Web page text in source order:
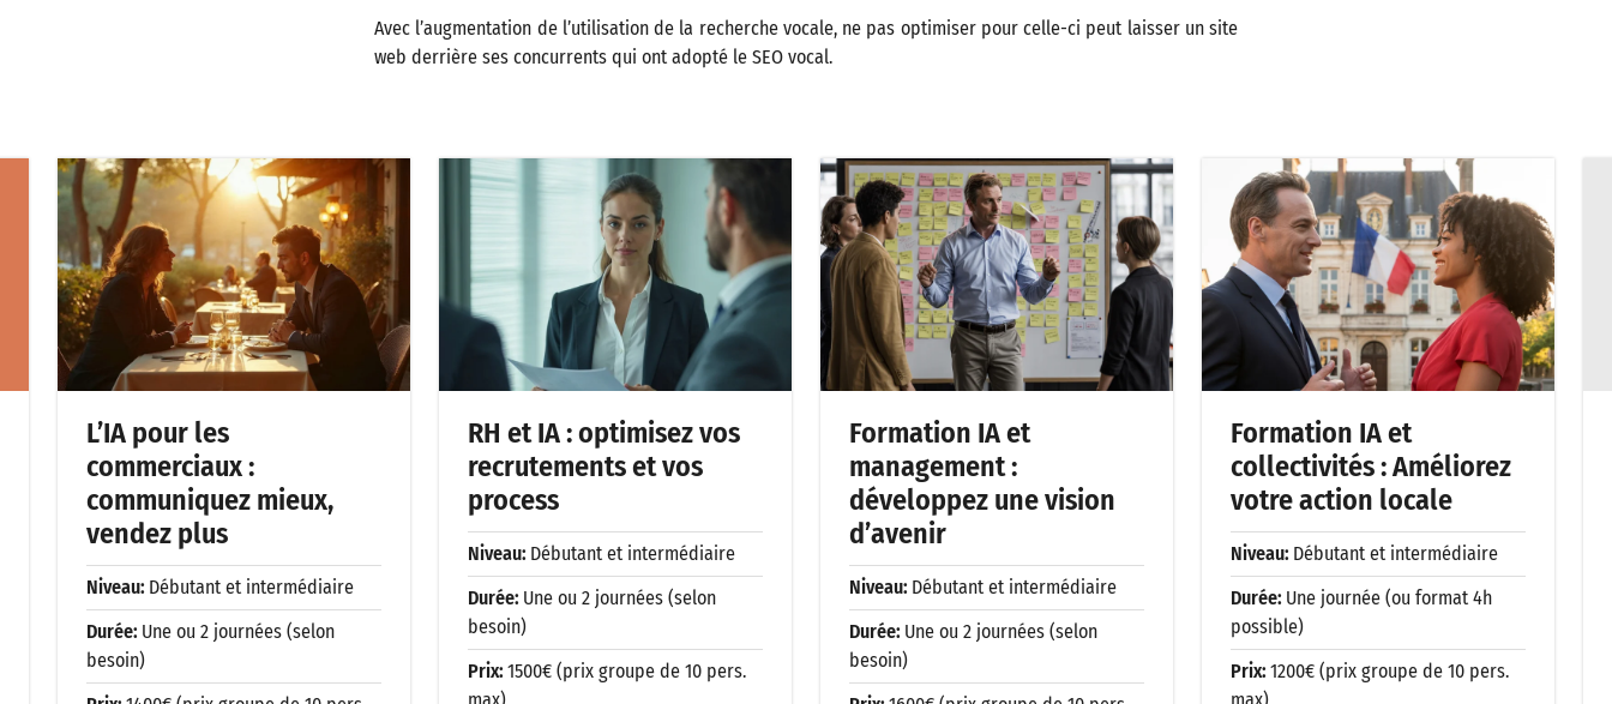
Avec l’augmentation de l’utilisation de la recherche vocale, ne pas optimiser pour celle-ci peut laisser un site
web derrière ses concurrents qui ont adopté le SEO vocal.
L’IA pour les
commerciaux :
communiquez mieux,
vendez plus
Niveau: Débutant et intermédiaire
Durée: Une ou 2 journées (selon
besoin)
RH et IA : optimisez vos
recrutements et vos
process
Niveau: Débutant et intermédiaire
Durée: Une ou 2 journées (selon
besoin)
Prix: 1500€ (prix groupe de 10 pers.
Formation IA et
management :
développez une vision
d’avenir
Niveau: Débutant et intermédiaire
Durée: Une ou 2 journées (selon
besoin)
Formation IA et
collectivités : Améliorez
votre action locale
Niveau: Débutant et intermédiaire
Durée: Une journée (ou format 4h
possible)
Prix: 1200€ (prix groupe de 10 pers.